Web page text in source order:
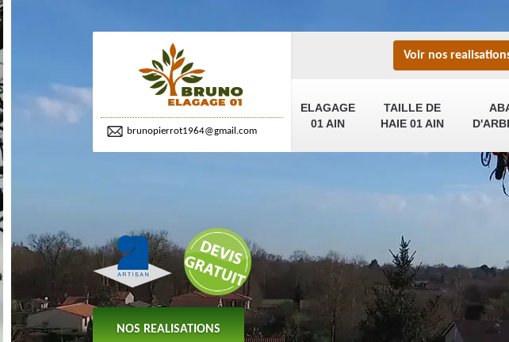
brunopierrot1964@gmail.com
ELAGAGE
01 AIN
TAILLE DE
HAIE 01 AIN
Voir nos
NOS REALISATIONS